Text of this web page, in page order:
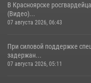
В Красноярске
(Видео)...
07 августа 2026, 06:43
При силовой поддержке
задержан...
07 августа 2026, 05:11